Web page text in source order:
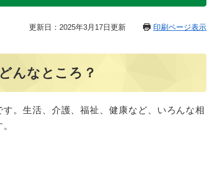
更新日：2025年3月17日更新 印刷ページ表示
んなところ？
。生活、介護、福祉、健康など、いろんな相